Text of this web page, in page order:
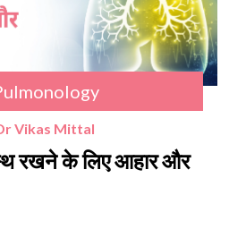
Vikas Mittal
रखने के लिए आहार और